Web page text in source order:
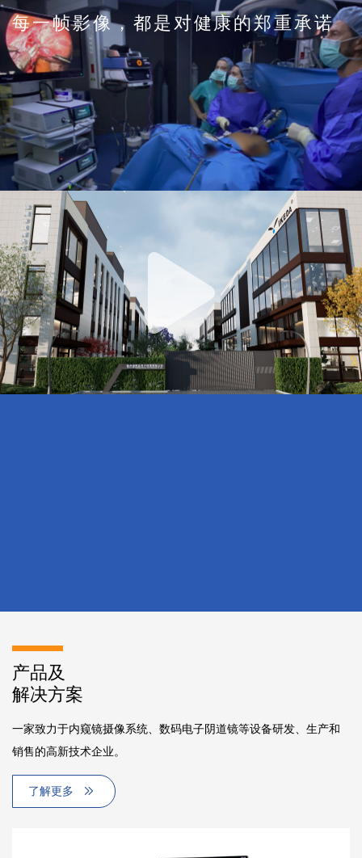
每一帧影像，都是对健康的郑重承诺
产品及
解决方案
一家致力于内窥镜摄像系统、数码电子阴道镜等设备研发、生产和
销售的高新技术企业。
了解更多